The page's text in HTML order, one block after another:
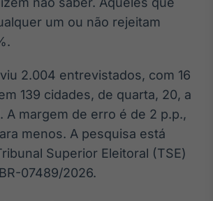
Conteúdos e
dados para
displays e telas
Broadcast
Curadoria
Curadoria de
conteúdos
noticiosos
um ou não rejeitam
2.004 entrevistados, com 16
139 cidades, de quarta, 20, a
A margem de erro é de 2 p.p.,
menos. A pesquisa está
Superior Eleitoral (TSE)
07489/2026.